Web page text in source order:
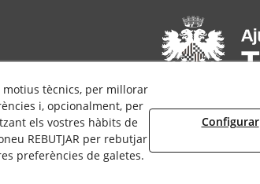
2026 Cultura Tàrrega - Tots els drets reservats.
tècnics, per millorar
i, opcionalment, per
els vostres hàbits de
REBUTJAR per rebutjar
preferències de galetes.
Configurar